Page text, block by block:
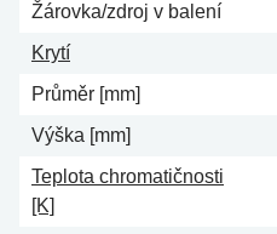
Žárovka/zdroj v balení
Krytí
Průměr [mm]
Výška [mm]
Teplota chromatičnosti
[K]